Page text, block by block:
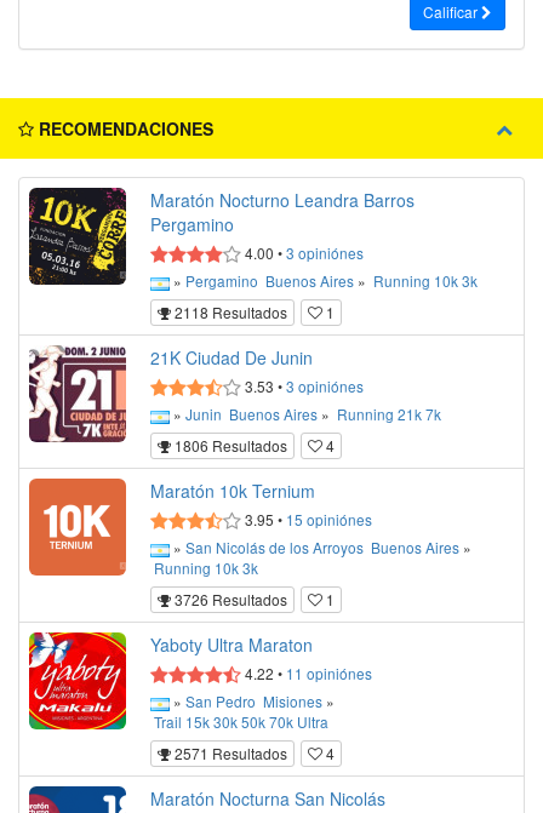
Calificar
RECOMENDACIONES
Maratón Nocturno Leandra Barros
Pergamino
4.00 •3 opiniónes
» Pergamino Buenos Aires » Running 10k3k
2118 Resultados
1
21K Ciudad De Junin
3.53 •3 opiniónes
» Junin Buenos Aires » Running 21k7k
1806 Resultados
4
Maratón 10k Ternium
3.95 • 15 opiniónes
» San Nicolás de los Arroyos Buenos Aires »
Running 10k3k
3726 Resultados
1
Yaboty Ultra Maraton
4.22 • 11 opiniónes
» San Pedro Misiones »
Trail 15k30k50k70k Ultra
2571 Resultados
4
Maratón Nocturna San Nicolás